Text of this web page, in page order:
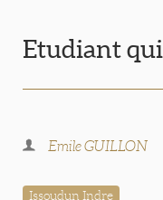
Etudiant
Emile GUILLON
Issoudun Indre